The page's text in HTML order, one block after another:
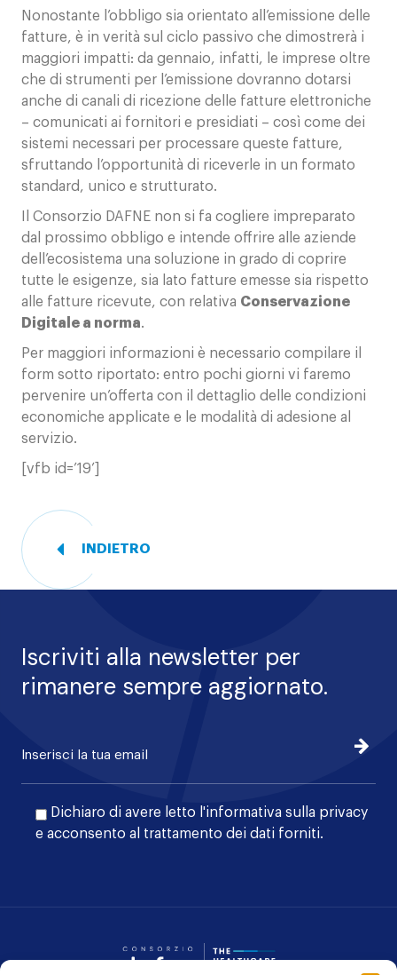
Nonostante l’obbligo sia orientato all’emissione delle
fatture, è in verità sul ciclo passivo che dimostrerà i
maggiori impatti: da gennaio, infatti, le imprese oltre
che di strumenti per l’emissione dovranno dotarsi
anche di canali di ricezione delle fatture elettroniche
– comunicati ai fornitori e presidiati – così come dei
sistemi necessari per processare queste fatture,
sfruttando l’opportunità di riceverle in un formato
standard, unico e strutturato.
Il Consorzio DAFNE non si fa cogliere impreparato
dal prossimo obbligo e intende offrire alle aziende
dell’ecosistema una soluzione in grado di coprire
tutte le esigenze, sia lato fatture emesse sia rispetto
alle fatture ricevute, con relativa Conservazione
Digitale a norma.
Per maggiori informazioni è necessario compilare il
form sotto riportato: entro pochi giorni vi faremo
pervenire un’offerta con il dettaglio delle condizioni
economiche applicate e le modalità di adesione al
servizio.
[vfb id=’19’]
INDIETRO
Iscriviti alla newsletter per
rimanere sempre aggiornato.
Dichiaro di avere letto l'informativa sulla privacy
e acconsento al trattamento dei dati forniti.
Iscrivi